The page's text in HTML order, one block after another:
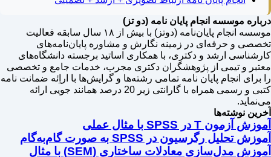
درباره موسسه انجام پایان نامه (دو تز)
موسسه انجام پایان‌نامه (دوتز) با بیش از ۱۸ سال سابقه فعالیت
تخصصی و حرفه‌ای در زمینه نگارش و مشاوره پایان‌نامه‌های
کارشناسی ارشد و دکتری، با همکاری اساتید برجسته دانشگاه‌های
معتبر و تیمی از پژوهشگران دکتری مجرب، خدمات جامع و تخصصی
را برای انجام پایان نامه تمامی رشته‌ها و گرایش‌ها با اراِئه ضمانت نامه
کتبی و رسمی همراه با گارانتی زیر 20 درصد همانند جویی ارائه
می‌نماید.
آخرین نوشته‌ها
آموزش آزمون T در SPSS با مثال عملی
آموزش تحلیل رگرسیون در SPSS به صورت گام‌به‌گام
آموزش مدل‌سازی معادلات ساختاری (SEM) با مثال